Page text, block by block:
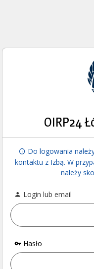
OIRP24
Do logowania
kontaktu z Izbą. W
należy
Login lub email
Hasło